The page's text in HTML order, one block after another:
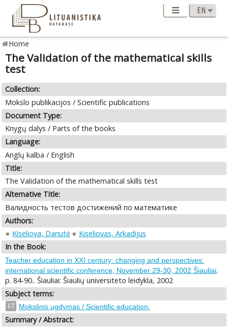
Home
The Validation of the mathematical skills
test
Collection:
Mokslo publikacijos / Scientific publications
Document Type:
Knygų dalys / Parts of the books
Language:
Anglų kalba / English
Title:
The Validation of the mathematical skills test
Alternative Title:
Валидность тестов достижений по математике
Authors:
Kiseliova, Danutė
Kiseliovas, Arkadijus
In the Book:
Teacher education in XXI century: changing and perspectives:
international scientific conference, November 29-30, 2002 Šiauliai.
p. 84-90.. Šiauliai: Šiaulių universiteto leidykla, 2002
Subject terms:
LT Mokslinis ugdymas / Scientific education.
Summary / Abstract: